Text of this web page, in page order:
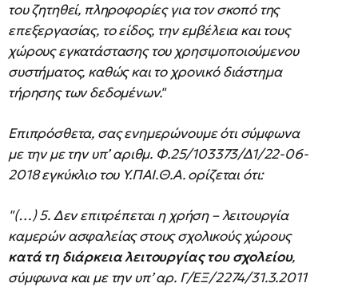
του ζητηθεί, πληροφορίες για τον σκοπό της
επεξεργασίας, το είδος, την εμβέλεια και τους
χώρους εγκατάστασης του χρησιμοποιούμενου
συστήματος, καθώς και το χρονικό διάστημα
τήρησης των δεδομένων."
Επιπρόσθετα, σας ενημερώνουμε ότι σύμφωνα
με την με την υπ’ αριθμ. Φ.25/103373/Δ1/22-06-
2018 εγκύκλιο του Υ.ΠΑΙ.Θ.Α. ορίζεται ότι:
"(…) 5. Δεν επιτρέπεται η χρήση – λειτουργία
καμερών ασφαλείας στους σχολικούς χώρους
κατά τη διάρκεια λειτουργίας του σχολείου,
σύμφωνα και με την υπ’ αρ. Γ/ΕΞ/2274/31.3.2011